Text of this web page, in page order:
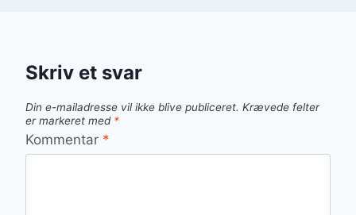
Skriv et svar
Din e-mailadresse vil ikke blive publiceret. Krævede felter
er markeret med *
Kommentar *